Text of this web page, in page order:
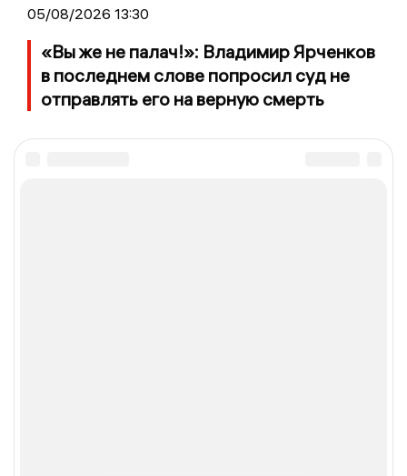
05/08/2026 13:30
«Вы же не палач!»: Владимир Ярченков
в последнем слове попросил суд не
отправлять его на верную смерть